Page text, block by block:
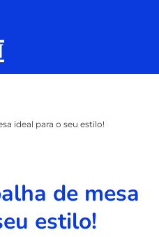
ideal para o seu estilo!
de mesa
estilo!